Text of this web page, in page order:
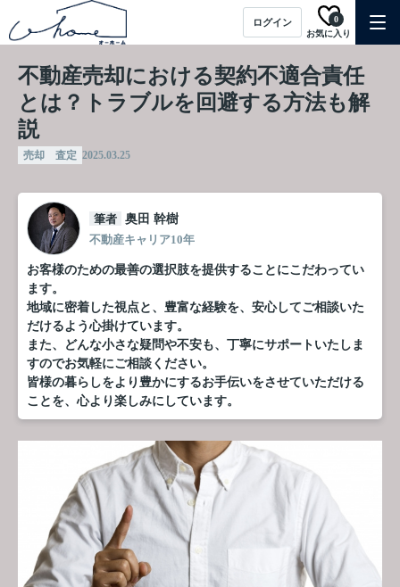
ログイン
お気に入り
0
不動産売却における契約不適合責任
とは？トラブルを回避する方法も解
説
売却 査定 2025.03.25
筆者 奥田 幹樹
不動産キャリア10年
お客様のための最善の選択肢を提供することにこだわってい
ます。
地域に密着した視点と、豊富な経験を、安心してご相談いた
だけるよう心掛けています。
また、どんな小さな疑問や不安も、丁寧にサポートいたしま
すのでお気軽にご相談ください。
皆様の暮らしをより豊かにするお手伝いをさせていただける
ことを、心より楽しみにしています。